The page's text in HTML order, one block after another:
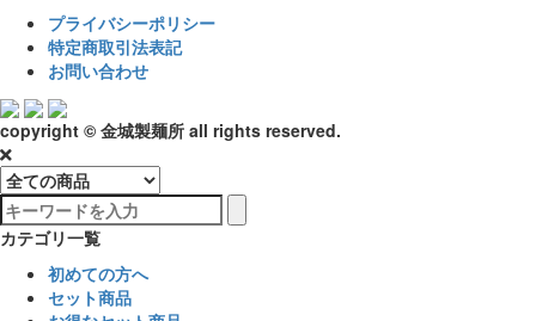
プライバシーポリシー
特定商取引法表記
お問い合わせ
copyright © 金城製麺所 all rights reserved.
カテゴリ一覧
初めての方へ
セット商品